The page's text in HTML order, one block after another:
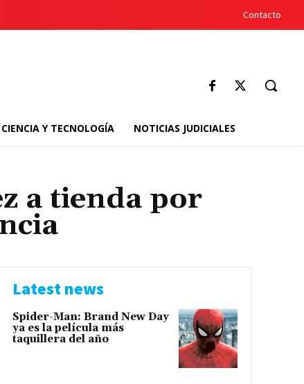
Contacto
CIENCIA Y TECNOLOGÍA NOTICIAS JUDICIALES
a tienda por
Latest news
Spider-Man: Brand New Day
ya es la película más
taquillera del año